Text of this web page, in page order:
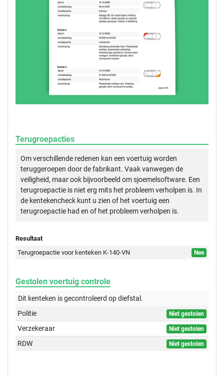
Terugroepacties
Om verschillende redenen kan een voertuig worden
teruggeroepen door de fabrikant. Vaak vanwegen de
veiligheid, maar ook bijvoorbeeld om sjoemelsoftware. Een
terugroepactie is niet erg mits het probleem verholpen is. In
de kentekencheck kunt u zien of het voertuig een
terugroepactie had en of het probleem verholpen is.
Resultaat
Terugroepactie voor kenteken K-140-VN
Nee
Gestolen voertuig controle
Dit kenteken is gecontroleerd opdiefstal.
Politie
Niet gestolen
Verzekeraar Niet gestolen
RDW Niet gestolen